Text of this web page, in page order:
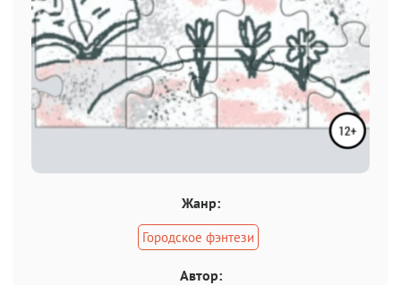
Жанр:
Городское фэнтези
Автор: